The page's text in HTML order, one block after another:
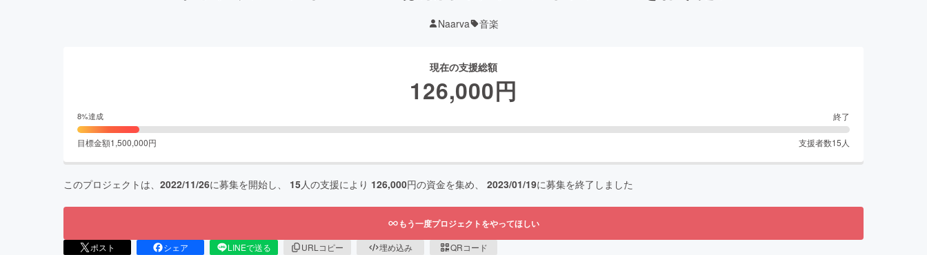
Naarva 音楽
現在の支援総額
126,000円
8%達成 終了
目標金額1,500,000円 支援者数15 人
このプロジェクトは、 2022/11/26に募集を開始し、 15人の支援により 126,000円の資金を集め、 2023/01/19に募集を終了しました
もう一度プロジェクトをやってほしい
ポスト シェア LINEで送る URLコピー 埋め込み QRコード